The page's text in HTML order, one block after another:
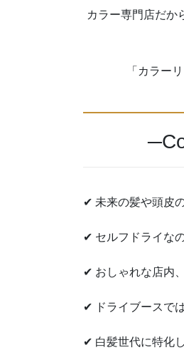
カラー専門店だか
「カラー
✔ 未来の髪や頭皮
✔ セルフドライな
✔ おしゃれな店内
✔ ドライブースで
✔ 白髪世代に特化